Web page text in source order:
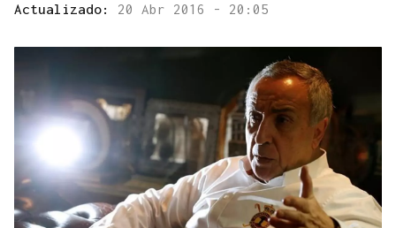
Actualizado: 20 Abr 2016 - 20:05